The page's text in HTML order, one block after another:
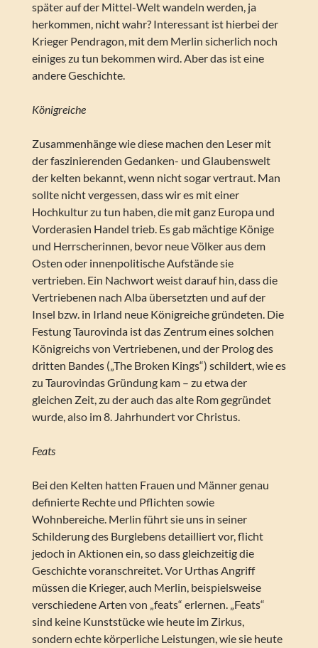
später auf der Mittel-Welt wandeln werden, ja
herkommen, nicht wahr? Interessant ist hierbei der
Krieger Pendragon, mit dem Merlin sicherlich noch
einiges zu tun bekommen wird. Aber das ist eine
andere Geschichte.
Königreiche
Zusammenhänge wie diese machen den Leser mit
der faszinierenden Gedanken- und Glaubenswelt
der kelten bekannt, wenn nicht sogar vertraut. Man
sollte nicht vergessen, dass wir es mit einer
Hochkultur zu tun haben, die mit ganz Europa und
Vorderasien Handel trieb. Es gab mächtige Könige
und Herrscherinnen, bevor neue Völker aus dem
Osten oder innenpolitische Aufstände sie
vertrieben. Ein Nachwort weist darauf hin, dass die
Vertriebenen nach Alba übersetzten und auf der
Insel bzw. in Irland neue Königreiche gründeten. Die
Festung Taurovinda ist das Zentrum eines solchen
Königreichs von Vertriebenen, und der Prolog des
dritten Bandes („The Broken Kings“) schildert, wie es
zu Taurovindas Gründung kam – zu etwa der
gleichen Zeit, zu der auch das alte Rom gegründet
wurde, also im 8. Jahrhundert vor Christus.
Feats
Bei den Kelten hatten Frauen und Männer genau
definierte Rechte und Pflichten sowie
Wohnbereiche. Merlin führt sie uns in seiner
Schilderung des Burglebens detailliert vor, flicht
jedoch in Aktionen ein, so dass gleichzeitig die
Geschichte voranschreitet. Vor Urthas Angriff
müssen die Krieger, auch Merlin, beispielsweise
verschiedene Arten von „feats“ erlernen. „Feats“
sind keine Kunststücke wie heute im Zirkus,
sondern echte körperliche Leistungen, wie sie heute